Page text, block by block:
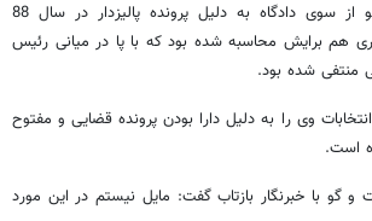
گفتنی است فاطمه آجرلو از سوی دادگاه به دلیل پرونده پالیزدار در سال 88
هم برایش محاسبه شده بود که با پا در میانی رئیس
منتفی شده بود.
وی را به دلیل دارا بودن پرونده قضایی و مفتوح
است.
و گو با خبرنگار بازتاب گفت: مایل نیستم در این مورد